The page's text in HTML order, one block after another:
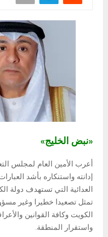
«نبض الخليج»
أعرب الأمين العام لمجلس
إدانته واستنكاره بأشد
العدائية التي تستهدف دولة
تمثل تصعيدا خطيرا وغير
الكويت وكافة القوانين
واستقرار المنطقة.